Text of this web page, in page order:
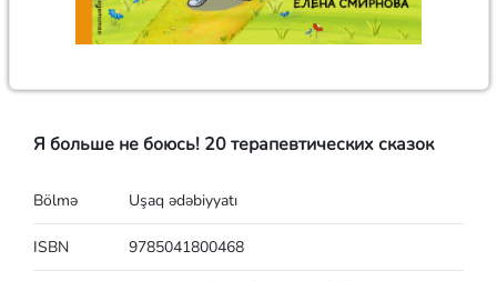
Я больше не боюсь! 20 терапевтических сказок
Bölmə Uşaq ədəbiyyatı
ISBN 9785041800468